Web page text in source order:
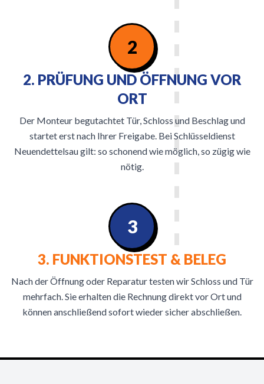
2
2. PRÜFUNG UND ÖFFNUNG VOR
ORT
Der Monteur begutachtet Tür, Schloss und Beschlag und
startet erst nach Ihrer Freigabe. Bei Schlüsseldienst
Neuendettelsau gilt: so schonend wie möglich, so zügig wie
nötig.
3. FUNKTIONSTEST & BELEG
Nach der Öffnung oder Reparatur testen wir Schloss und Tür
mehrfach. Sie erhalten die Rechnung direkt vor Ort und
können anschließend sofort wieder sicher abschließen.
3